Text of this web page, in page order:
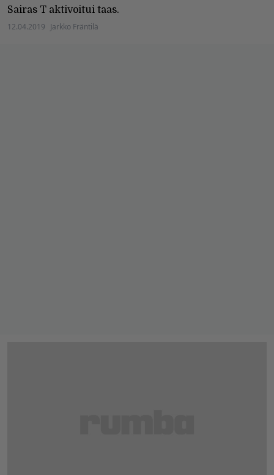
Sairas T aktivoitui taas.
12.04.2019 Jarkko Fräntilä